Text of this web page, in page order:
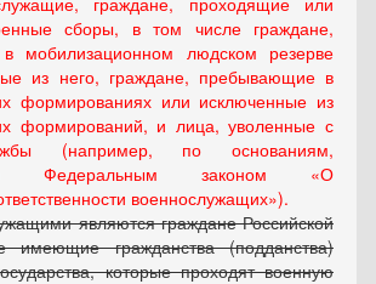
сборы, в том числе граждане,
мобилизационном людском резерве
из него, граждане, пребывающие в
формированиях или исключенные из
формирований, и лица, уволенные с
(например, по основаниям,
Федеральным законом «О
военнослужащих»).
являются граждане Российской
имеющие гражданства (подданства)
которые проходят военную